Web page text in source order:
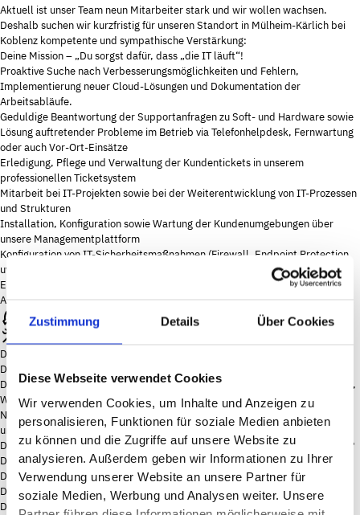
Zustimmung Details Über Cookies
Diese Webseite verwendet Cookies
Wir verwenden Cookies, um Inhalte und Anzeigen zu
personalisieren, Funktionen für soziale Medien anbieten
zu können und die Zugriffe auf unsere Website zu
analysieren. Außerdem geben wir Informationen zu Ihrer
Verwendung unserer Website an unsere Partner für
soziale Medien, Werbung und Analysen weiter. Unsere
Aktuell ist unser Team neun Mitarbeiter stark und wir wollen wachsen.
Deshalb suchen wir kurzfristig für unseren Standort in Mülheim-Kärlich bei
Koblenz kompetente und sympathische Verstärkung:
Deine Mission – „Du sorgst dafür, dass „die IT läuft“!
Proaktive Suche nach Verbesserungsmöglichkeiten und Fehlern,
Implementierung neuer Cloud-Lösungen und Dokumentation der
Arbeitsabläufe.
Geduldige Beantwortung der Supportanfragen zu Soft- und Hardware sowie
Lösung auftretender Probleme im Betrieb via Telefonhelpdesk, Fernwartung
oder auch Vor-Ort-Einsätze
Erledigung, Pflege und Verwaltung der Kundentickets in unserem
professionellen Ticketsystem
Mitarbeit bei IT-Projekten sowie bei der Weiterentwicklung von IT-Prozessen
und Strukturen
Installation, Konfiguration sowie Wartung der Kundenumgebungen über
unsere Managementplattform
Konfiguration von IT-Sicherheitsmaßnahmen (Firewall, Endpoint Protection
uvm.)
Erstellung und Verwaltung einer sorgfältigen Dokumentation der
Arbeitsabläufe
Deine Skills
Du brennst für IT-Themen?
Du bist clevere/r Fachspezialist/in mit sehr guten Kenntnissen in Installation,
Wartung und Administration von IT-Systemen (Server, Notebooks),
Netzwerktechnik, IT-Sicherheit (Firewalls, Monitoring, AntiSpam, AntiVirus)
und/oder Cloud Lösungen (MS365, MS Azure)?
Du fuchst Dich gern in knifflige technische Problem-/Fragestellungen hinein?
Du steuerst gerne eigene, spannende Projekte?
Du arbeitest getreu dem Motto: „Der Kunde ist König!“?
Du bist im Besitz eines PKW-Führerscheins?
Deine Benefits bei LIT